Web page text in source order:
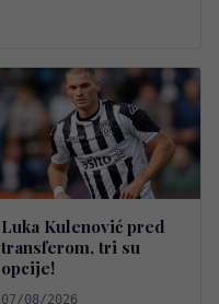
Luka Kulenović pred
transferom, tri su
opcije!
07/08/2026